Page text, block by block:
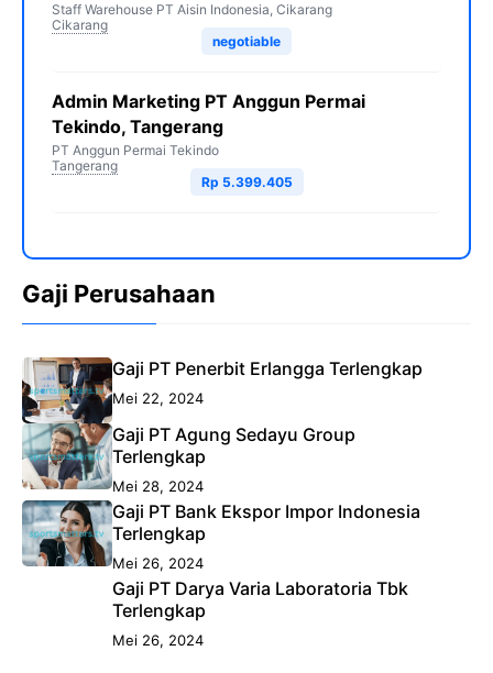
Staff Warehouse PT Aisin Indonesia, Cikarang
Cikarang
negotiable
Admin Marketing PT Anggun Permai
Tekindo, Tangerang
PT Anggun Permai Tekindo
Tangerang
Rp 5.399.405
Gaji Perusahaan
Gaji PT Penerbit Erlangga Terlengkap
Mei 22, 2024
Gaji PT Agung Sedayu Group
Terlengkap
Mei 28, 2024
Gaji PT Bank Ekspor Impor Indonesia
Terlengkap
Mei 26, 2024
Gaji PT Darya Varia Laboratoria Tbk
Terlengkap
Mei 26, 2024